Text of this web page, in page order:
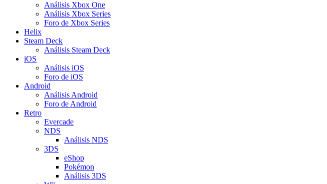
Análisis Xbox One
Análisis Xbox Series
Foro de Xbox Series
Helix
Steam Deck
Análisis Steam Deck
iOS
Análisis iOS
Foro de iOS
Android
Análisis Android
Foro de Android
Retro
Evercade
NDS
Análisis NDS
3DS
eShop
Pokémon
Análisis 3DS